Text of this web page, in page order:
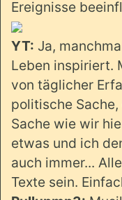
Ereignisse
YT: Ja,
Leben inspiriert.
von täglicher
politische
Sache wie wir
etwas und ich
auch immer...
Texte sein.